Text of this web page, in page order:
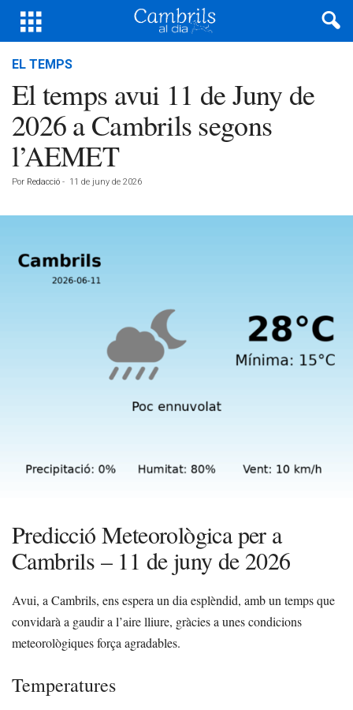
EL TEMPS
El temps avui 11 de Juny de
2026 a Cambrils segons
l’AEMET
Por Redacció - 11 de juny de 2026
Predicció Meteorològica per a
Cambrils – 11 de juny de 2026
Avui, a Cambrils, ens espera un dia esplèndid, amb un temps que
convidarà a gaudir a l’aire lliure, gràcies a unes condicions
meteorològiques força agradables.
Temperatures